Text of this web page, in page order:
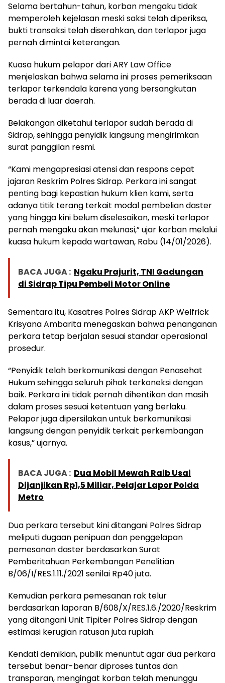
Selama bertahun-tahun, korban mengaku tidak
memperoleh kejelasan meski saksi telah diperiksa,
bukti transaksi telah diserahkan, dan terlapor juga
pernah dimintai keterangan.
Kuasa hukum pelapor dari ARY Law Office
menjelaskan bahwa selama ini proses pemeriksaan
terlapor terkendala karena yang bersangkutan
berada di luar daerah.
Belakangan diketahui terlapor sudah berada di
Sidrap, sehingga penyidik langsung mengirimkan
surat panggilan resmi.
“Kami mengapresiasi atensi dan respons cepat
jajaran Reskrim Polres Sidrap. Perkara ini sangat
penting bagi kepastian hukum klien kami, serta
adanya titik terang terkait modal pembelian daster
yang hingga kini belum diselesaikan, meski terlapor
pernah mengaku akan melunasi,” ujar korban melalui
kuasa hukum kepada wartawan, Rabu (14/01/2026).
BACA JUGA : Ngaku Prajurit, TNI Gadungan
di Sidrap Tipu Pembeli Motor Online
Sementara itu, Kasatres Polres Sidrap AKP Welfrick
Krisyana Ambarita menegaskan bahwa penanganan
perkara tetap berjalan sesuai standar operasional
prosedur.
“Penyidik telah berkomunikasi dengan Penasehat
Hukum sehingga seluruh pihak terkoneksi dengan
baik. Perkara ini tidak pernah dihentikan dan masih
dalam proses sesuai ketentuan yang berlaku.
Pelapor juga dipersilakan untuk berkomunikasi
langsung dengan penyidik terkait perkembangan
kasus,” ujarnya.
BACA JUGA : Dua Mobil Mewah Raib Usai
Dijanjikan Rp1,5 Miliar, Pelajar Lapor Polda
Metro
Dua perkara tersebut kini ditangani Polres Sidrap
meliputi dugaan penipuan dan penggelapan
pemesanan daster berdasarkan Surat
Pemberitahuan Perkembangan Penelitian
B/06/I/RES.1.11./2021 senilai Rp40 juta.
Kemudian perkara pemesanan rak telur
berdasarkan laporan B/608/X/RES.1.6./2020/Reskrim
yang ditangani Unit Tipiter Polres Sidrap dengan
estimasi kerugian ratusan juta rupiah.
Kendati demikian, publik menuntut agar dua perkara
tersebut benar-benar diproses tuntas dan
transparan, mengingat korban telah menunggu